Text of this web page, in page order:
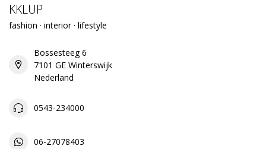
KKLUP
fashion · interior · lifestyle
Bossesteeg 6
7101 GE Winterswijk
Nederland
0543-234000
06-27078403